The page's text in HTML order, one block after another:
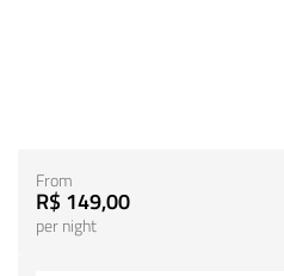
From
R$ 149,00
per night